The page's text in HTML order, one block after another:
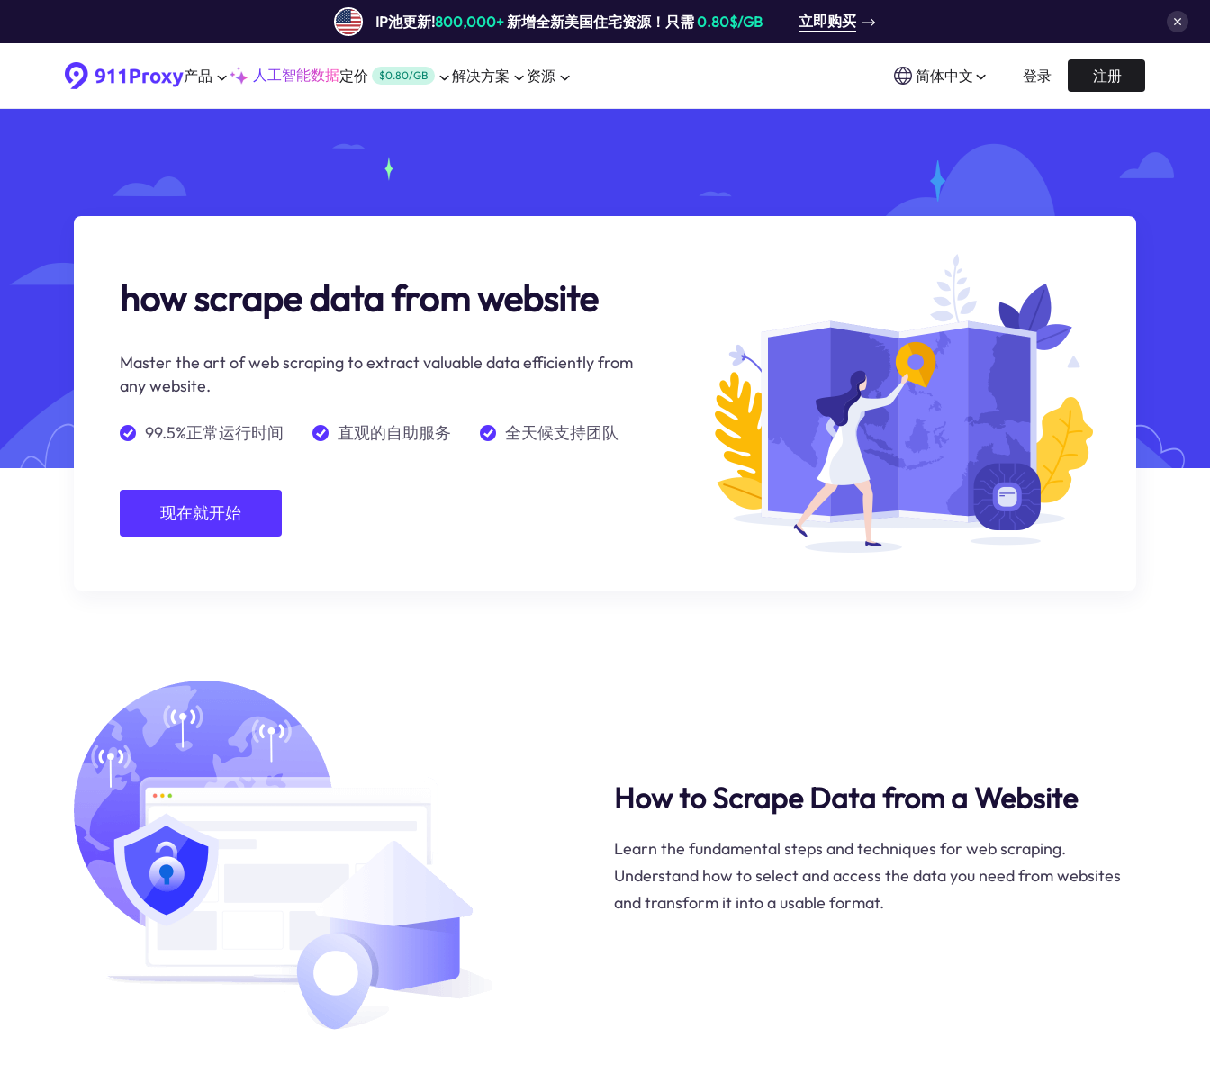
IP池更新!800,000+新增全新美国住宅资源！只需0.80$/GB 立即购买
产品 人工智能数据定价 $0.80/GB 解决方案 资源 简体中文 登录 注册
how scrape data from website
Master the art of web scraping to extract valuable data efficiently from
any website.
99.5%正常运行时间 直观的自助服务 全天候支持团队
现在就开始
How to Scrape Data from a Website
Learn the fundamental steps and techniques for web scraping.
Understand how to select and access the data you need from websites
and transform it into a usable format.